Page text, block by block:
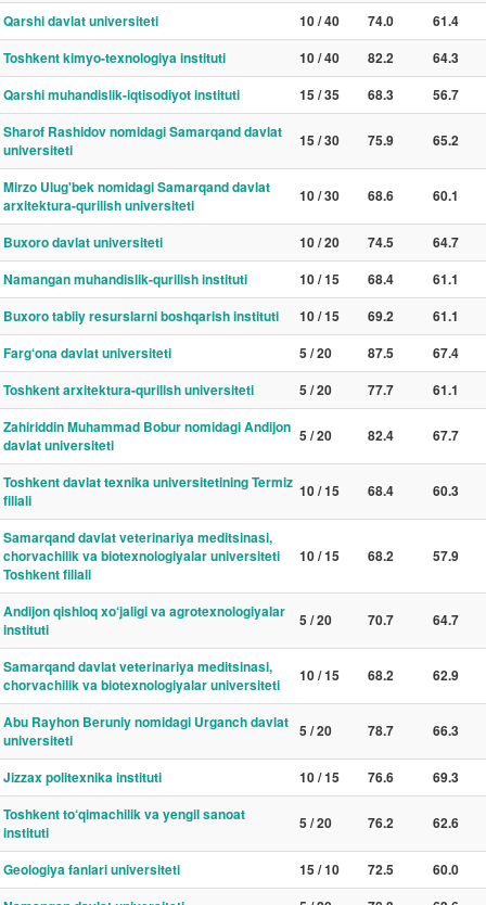
Qarshi davlat universiteti 10 / 40 74.0
61.4
Toshkent kimyo-texnologiya instituti
10 / 40 82.2
64.3
Qarshi muhandislik-iqtisodiyot instituti
15 / 35 68.3
56.7
Sharof Rashidov nomidagi Samarqand davlat
universiteti
15 / 30 75.9 65.2
Mirzo Ulug'bek nomidagi Samarqand davlat
arxitektura-qurilish universiteti
10 / 30 68.6 60.1
Buxoro davlat universiteti 10 / 20 74.5
64.7
Namangan muhandislik-qurilish instituti
10 / 15 68.4
61.1
Buxoro tabiiy resurslarni boshqarish instituti
10 / 15 69.2
61.1
Farg‘ona davlat universiteti
5 / 20 87.5
67.4
Toshkent arxitektura-qurilish universiteti
5 / 20 77.7
61.1
Zahiriddin Muhammad Bobur nomidagi Andijon
davlat universiteti
5 / 20 82.4 67.7
Toshkent davlat texnika universitetining Termiz
filiali
10 / 15 68.4 60.3
Samarqand davlat veterinariya meditsinasi,
chorvachilik va biotexnologiyalar universiteti
Toshkent filiali
10 / 15 68.2 57.9
Andijon qishloq xo‘jaligi va agrotexnologiyalar
instituti
5 / 20 70.7 64.7
Samarqand davlat veterinariya meditsinasi,
chorvachilik va biotexnologiyalar universiteti
10 / 15 68.2 62.9
Abu Rayhon Beruniy nomidagi Urganch davlat
universiteti
5 / 20 78.7 66.3
Jizzax politexnika instituti 10 / 15 76.6
69.3
Toshkent to‘qimachilik va yengil sanoat
instituti
5 / 20 76.2 62.6
Geologiya fanlari universiteti 15 / 10 72.5
60.0